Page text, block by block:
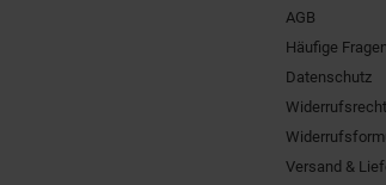
AGB
Häufige
Datenschutz
Widerrufsrecht
Versand &